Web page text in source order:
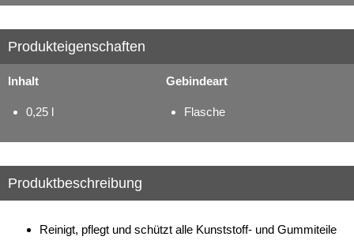
Produkteigenschaften
Inhalt
0,25 l
Gebindeart
Flasche
Produktbeschreibung
Reinigt, pflegt und schützt alle Kunststoff- und Gummiteile